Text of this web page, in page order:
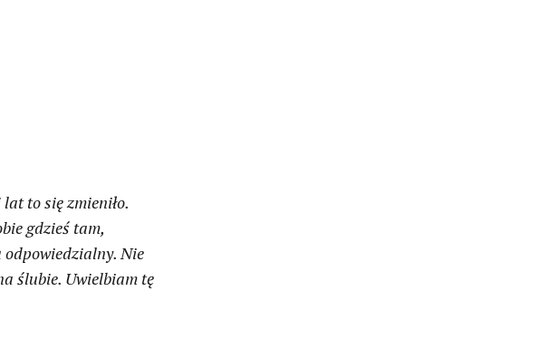
to się zmieniło.
gdzieś tam,
Nie
ślubie. Uwielbiam tę